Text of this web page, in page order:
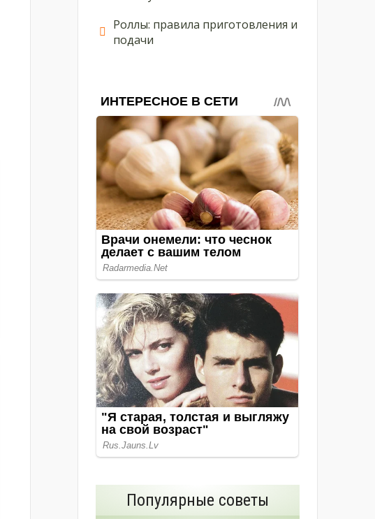
Роллы: правила приготовления и
подачи
Популярные советы